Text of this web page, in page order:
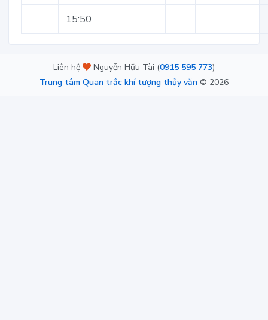
15:50
Liên hệ Nguyễn Hữu Tài (0915 595 773)
Trung tâm Quan trắc khí tượng thủy văn © 2026